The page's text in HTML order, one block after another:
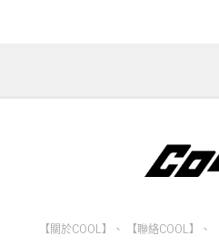
【關於COOL】 、 【聯絡COOL】 、